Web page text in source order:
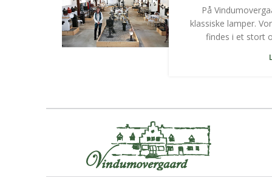
På
klassiske lamper.
findes i et stort